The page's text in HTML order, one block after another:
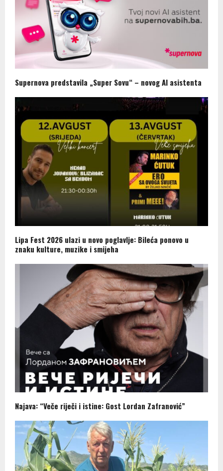
Supernova predstavila „Super Sovu“ – novog AI asistenta
Lipa Fest 2026 ulazi u novo poglavlje: Bileća ponovo u
znaku kulture, muzike i smijeha
Najava: “Veče riječi i istine: Gost Lordan Zafranović”